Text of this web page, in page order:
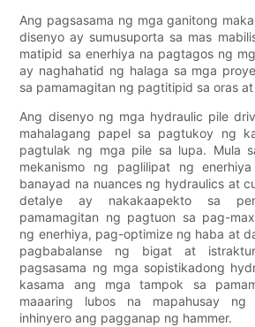
Ang pagsasama ng mga ganitong
disenyo ay sumusuporta sa mas
matipid sa enerhiya na pagtagos ng
ay naghahatid ng halaga sa mga
sa pamamagitan ng pagtitipid sa oras
Ang disenyo ng mga hydraulic pile
mahalagang papel sa pagtukoy ng
pagtulak ng mga pile sa lupa. Mula
mekanismo ng paglilipat ng
banayad na nuances ng hydraulics at
detalye ay nakakaapekto sa
pamamagitan ng pagtuon sa pag-
ng enerhiya, pag-optimize ng haba at
pagbabalanse ng bigat at
pagsasama ng mga sopistikadong
kasama ang mga tampok sa
maaaring lubos na mapahusay
inhinyero ang pagganap ng hammer.